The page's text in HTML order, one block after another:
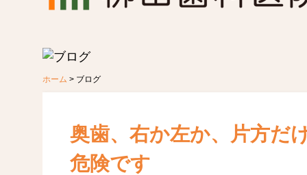
ホーム > ブログ
奥歯、右か左か、片方だ
危険です